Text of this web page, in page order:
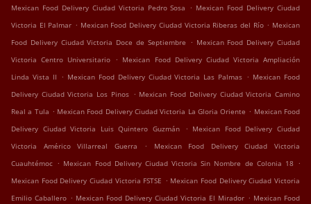
Mexican Food Delivery Ciudad Victoria Pedro Sosa . Mexican Food Delivery Ciudad
Victoria El Palmar . Mexican Food Delivery Ciudad Victoria Riberas del Río . Mexican
Food Delivery Ciudad Victoria Doce de Septiembre . Mexican Food Delivery Ciudad
Victoria Centro Universitario . Mexican Food Delivery Ciudad Victoria Ampliación
Linda Vista II . Mexican Food Delivery Ciudad Victoria Las Palmas . Mexican Food
Delivery Ciudad Victoria Los Pinos . Mexican Food Delivery Ciudad Victoria Camino
Real a Tula . Mexican Food Delivery Ciudad Victoria La Gloria Oriente . Mexican Food
Delivery Ciudad Victoria Luis Quintero Guzmán
. Mexican Food Delivery Ciudad
Victoria Américo Villarreal Guerra
.
Mexican Food Delivery Ciudad Victoria
Cuauhtémoc . Mexican Food Delivery Ciudad Victoria Sin Nombre de Colonia 18 .
Mexican Food Delivery Ciudad Victoria FSTSE . Mexican Food Delivery Ciudad Victoria
Emilio Caballero . Mexican Food Delivery Ciudad Victoria El Mirador . Mexican Food